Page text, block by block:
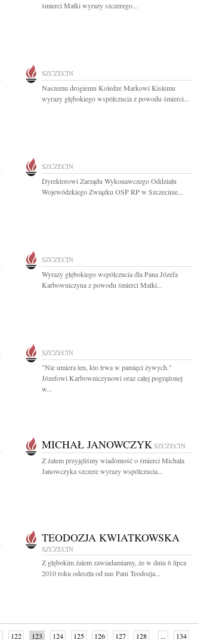
śmierci Matki wyrazy szczerego...
SZCZECIN
Naszemu drogiemu Koledze Markowi Kisłemu
wyrazy głębokiego współczucia z powodu śmierci...
SZCZECIN
Dyrektorowi Zarządu Wykonawczego Oddziału
Wojewódzkiego Związku OSP RP w Szczecinie...
SZCZECIN
Wyrazy głębokiego współczucia dla Pana Józefa
Karbowniczyna z powodu śmierci Matki...
SZCZECIN
"Nie umiera ten, kto trwa w pamięci żywych."
Józefowi Karbowniczynowi oraz całej pogrążonej
w...
MICHAŁ JANOWCZYK SZCZECIN
Z żalem przyjęliśmy wiadomość o śmierci Michała
Janowczyka szczere wyrazy współczucia...
TEODOZJA KWIATKOWSKA
SZCZECIN
Z głębokim żalem zawiadamiamy, że w dniu 6 lipca
2010 roku odeszła od nas Pani Teodozja...
122 123 124 125 126 127 128 ... 134